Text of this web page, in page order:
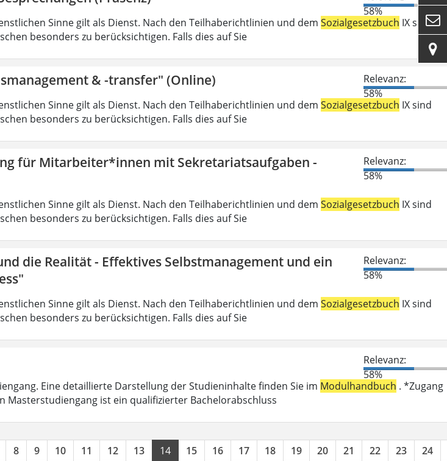
58%
Sinne gilt als Dienst. Nach den Teilhaberichtlinien und dem Sozialgesetzbuch IX sind
besonders zu berücksichtigen. Falls dies auf Sie
& -transfer" (Online)
Relevanz:
58%
Sinne gilt als Dienst. Nach den Teilhaberichtlinien und dem Sozialgesetzbuch IX sind
besonders zu berücksichtigen. Falls dies auf Sie
für Mitarbeiter*innen mit Sekretariatsaufgaben -
Relevanz:
58%
Sinne gilt als Dienst. Nach den Teilhaberichtlinien und dem Sozialgesetzbuch IX sind
besonders zu berücksichtigen. Falls dies auf Sie
die Realität - Effektives Selbstmanagement und ein
Relevanz:
58%
Sinne gilt als Dienst. Nach den Teilhaberichtlinien und dem Sozialgesetzbuch IX sind
besonders zu berücksichtigen. Falls dies auf Sie
Relevanz:
58%
Eine detaillierte Darstellung der Studieninhalte finden Sie im Modulhandbuch . *Zugang
Masterstudiengang ist ein qualifizierter Bachelorabschluss
8 9 10 11 12 13 14 15 16 17 18 19 20 21 22 23 24

